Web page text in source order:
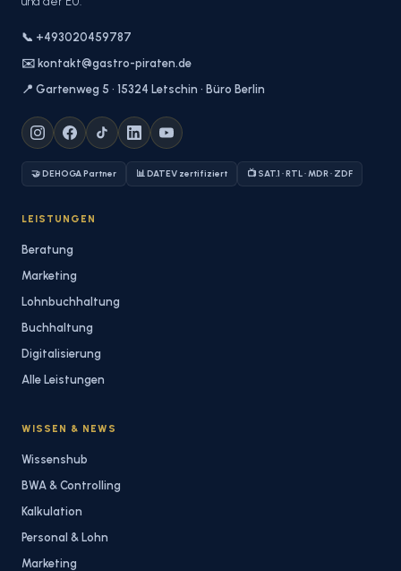
📞 +493020459787
✉️ kontakt@gastro-piraten.de
📍 Gartenweg 5 · 15324 Letschin · Büro Berlin
🤝 DEHOGA Partner 📊 DATEV zertifiziert 📺 SAT.1 · RTL · MDR · ZDF
LEISTUNGEN
Beratung
Marketing
Lohnbuchhaltung
Buchhaltung
Digitalisierung
Alle Leistungen
WISSEN & NEWS
Wissenshub
BWA & Controlling
Kalkulation
Personal & Lohn
Marketing